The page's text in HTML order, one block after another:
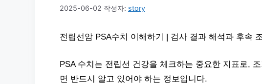
2025-06-02 작성자: story
전립선암 PSA수치 이해하기 | 검사 결과 해석과 후속
PSA 수치는 전립선 건강을 체크하는 중요한 지표로,
면 반드시 알고 있어야 하는 정보입니다.